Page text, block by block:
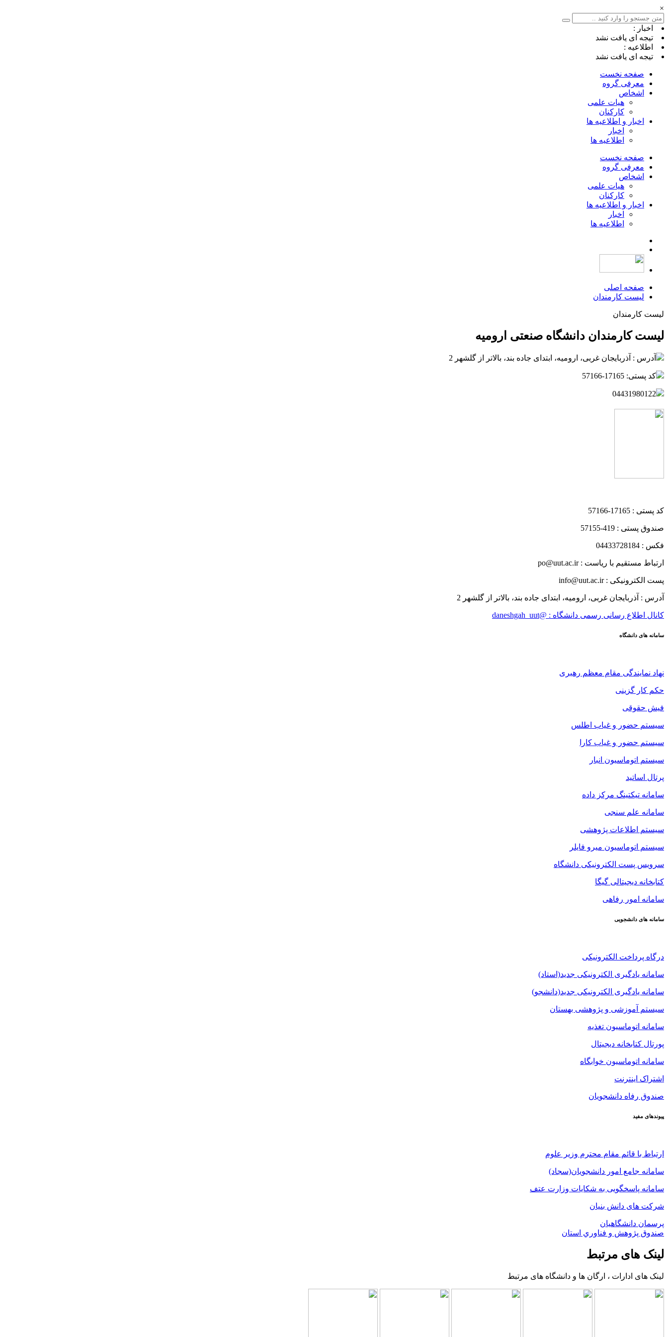
×
اخبار :
تیجه ای یافت نشد
اطلاعیه :
تیجه ای یافت نشد
صفحه نخست
معرفی گروه
اشخاص
هیات علمی
کارکنان
اخبار و اطلاعیه ها
اخبار
اطلاعیه ها
صفحه نخست
معرفی گروه
اشخاص
هیات علمی
کارکنان
اخبار و اطلاعیه ها
اخبار
اطلاعیه ها
صفحه اصلی
لیست کارمندان
لیست کارمندان
لیست کارمندان دانشگاه صنعتی ارومیه
آدرس : آذربایجان غربی، ارومیه، ابتدای جاده بند، بالاتر از گلشهر 2
کد پستی: 17165-57166
04431980122
کد پستی : 17165-57166
صندوق پستی : 419-57155
فکس : 04433728184
ارتباط مستقیم با ریاست : po@uut.ac.ir
پست الکترونیکی : info@uut.ac.ir
آدرس : آذربایجان غربی، ارومیه، ابتدای جاده بند، بالاتر از گلشهر 2
کانال اطلاع رسانی رسمی دانشگاه : @daneshgah_uut
سامانه های دانشگاه
نهاد نمایندگی مقام معظم رهبری
حکم کار گزینی
فیش حقوقی
سیستم حضور و غیاب اطلس
سیستم حضور و غیاب کارا
سیستم اتوماسیون انبار
پرتال اساتید
سامانه تیکتینگ مرکز داده
سامانه علم سنجی
سیستم اطلاعات پژوهشی
سیستم اتوماسیون میرو فایلر
سرویس پست الکترونیکی دانشگاه
کتابخانه دیجیتالی گیگا
سامانه امور رفاهی
سامانه های دانشجویی
درگاه پرداخت الکترونیکی
سامانه یادگیری الکترونیکی جدید(استاد)
سامانه یادگیری الکترونیکی جدید(دانشجو)
سیستم آموزشی و پژوهشی بهستان
سامانه اتوماسیون تغذیه
پورتال کتابخانه دیجیتال
سامانه اتوماسیون خوابگاه
اشتراک اینترنت
صندوق رفاه دانشجویان
پیوندهای مفید
ارتباط با قائم مقام محترم وزیر علوم
سامانه جامع امور دانشجویان(سجاد)
سامانه پاسخگویی به شکایات وزارت عتف
شرکت های دانش بنیان
پرسمان دانشگاهیان
صندوق پژوهش و فناوري استان
لینک های مرتبط
لینک های ادارات ، ارگان ها و دانشگاه های مرتبط